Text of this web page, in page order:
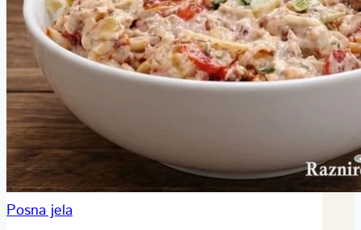
Posna jela